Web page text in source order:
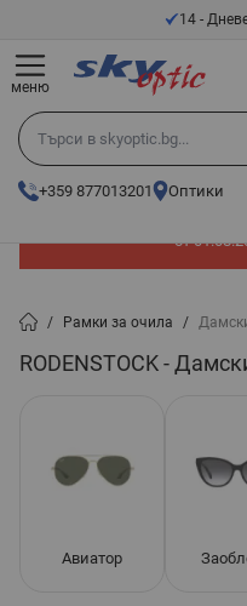
Прескачане към 14 -
Търси в skyoptic.bg...
+359 877013201 Оптики
меню
от
/ Рамки за очила /
RODENSTOCK -
Авиатор